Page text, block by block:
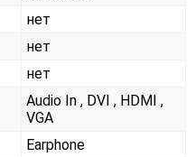
нет
нет
нет
Audio In , DVI , HDMI ,
VGA
Earphone